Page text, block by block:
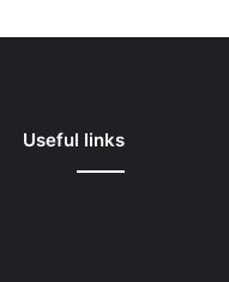
Useful links